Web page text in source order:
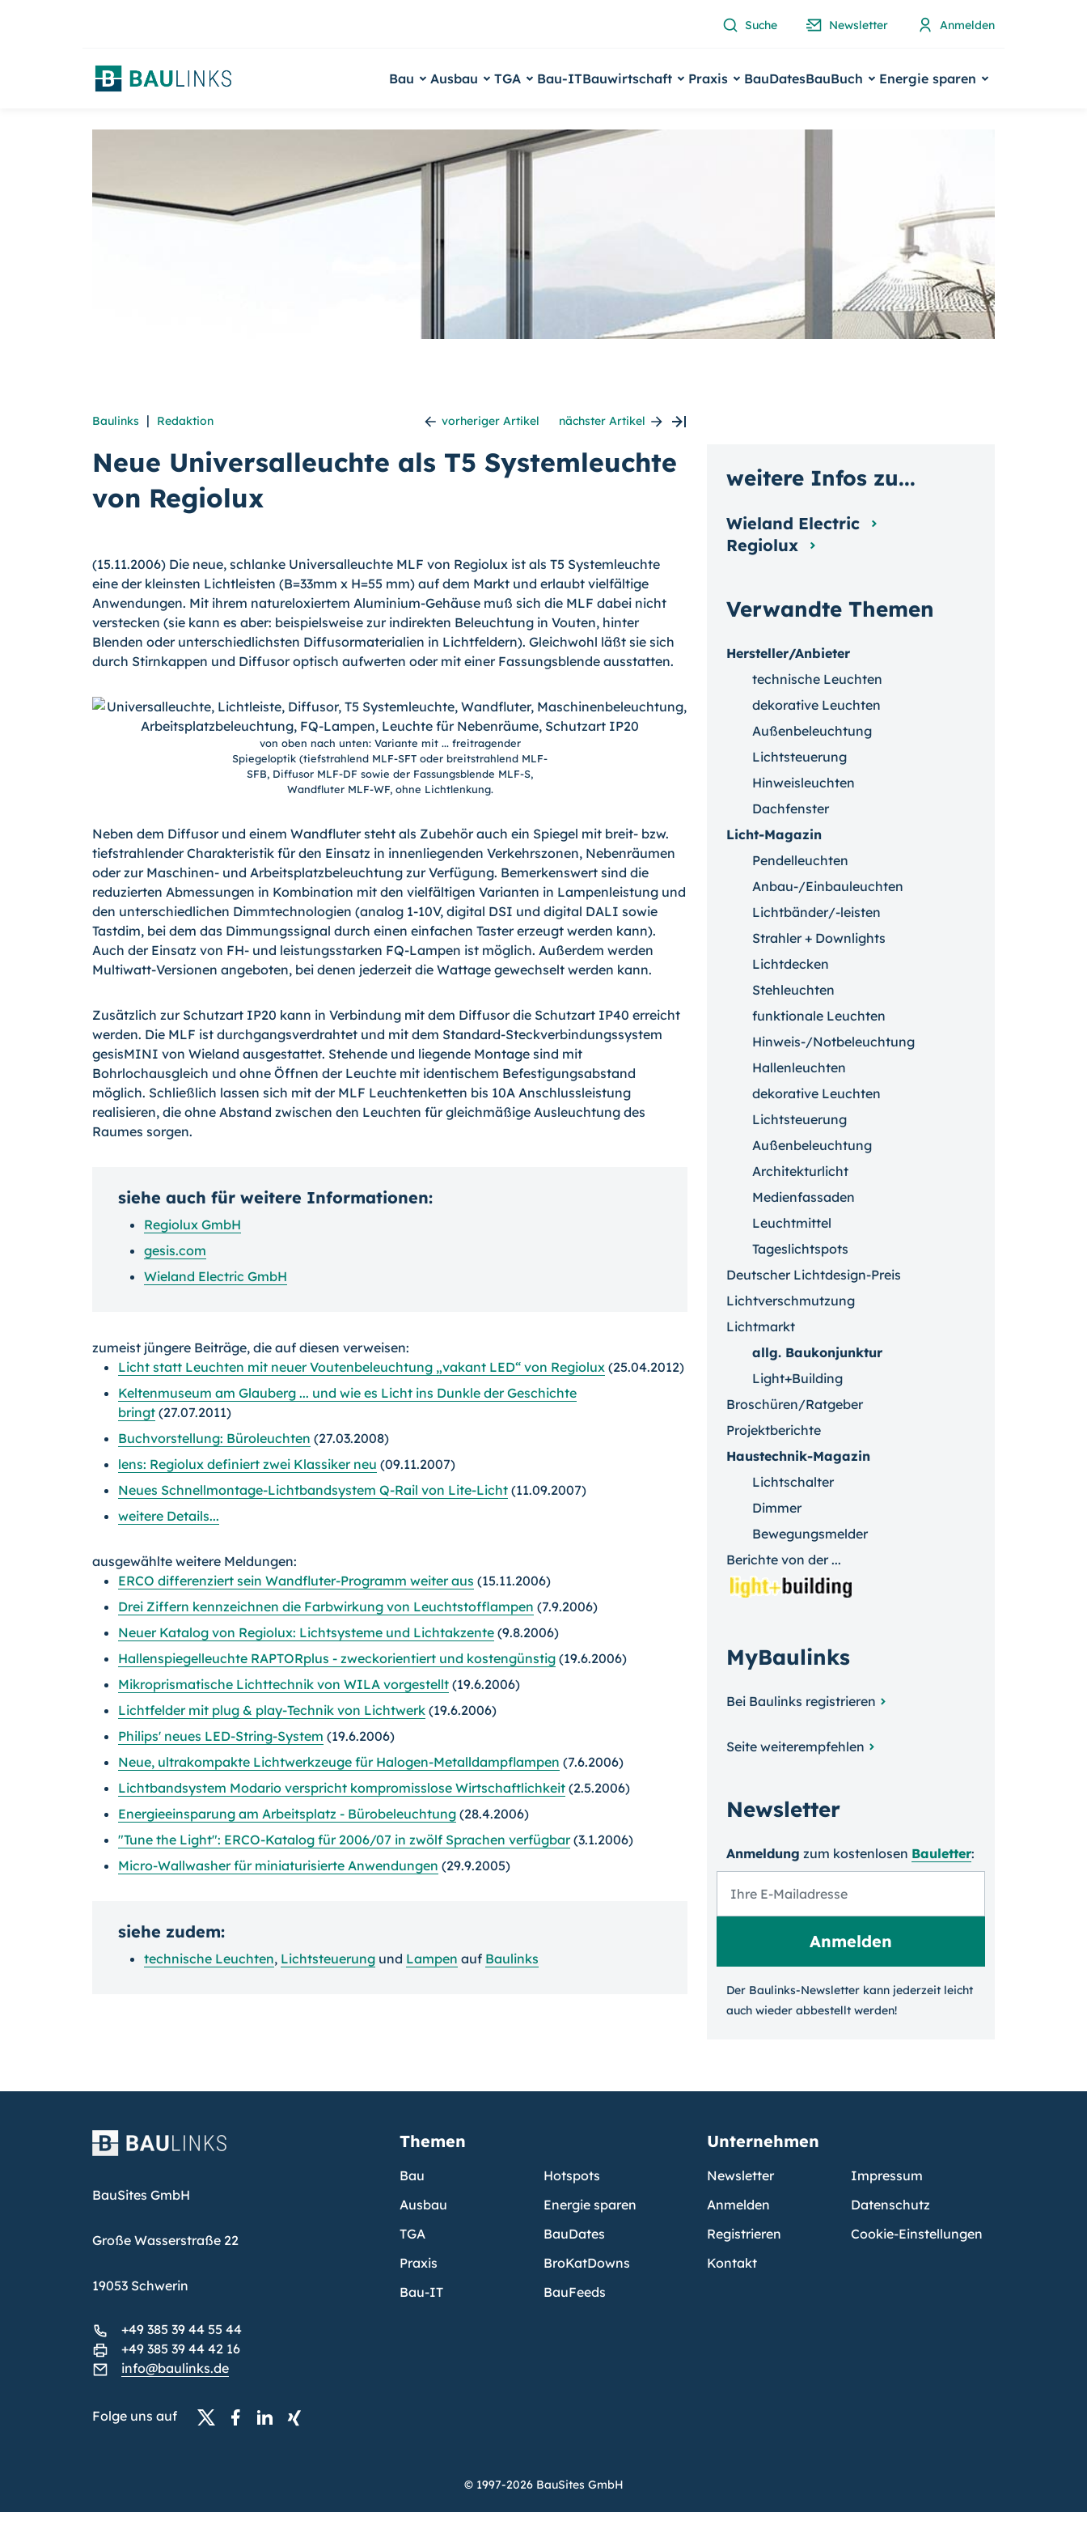
Suche Newsletter Anmelden
Bau Ausbau TGA Bau-ITBauwirtschaft Praxis BauDatesBauBuch Energie sparen
Baulinks | Redaktion vorheriger Artikel nächster Artikel
Neue Universalleuchte als T5 Systemleuchte
von Regiolux
(15.11.2006) Die neue, schlanke Universalleuchte MLF von Regiolux ist als T5 Systemleuchte
eine der kleinsten Lichtleisten (B=33mm x H=55 mm) auf dem Markt und erlaubt vielfältige
Anwendungen. Mit ihrem natureloxiertem Aluminium-Gehäuse muß sich die MLF dabei nicht
verstecken (sie kann es aber: beispielsweise zur indirekten Beleuchtung in Vouten, hinter
Blenden oder unterschiedlichsten Diffusormaterialien in Lichtfeldern). Gleichwohl läßt sie sich
durch Stirnkappen und Diffusor optisch aufwerten oder mit einer Fassungsblende ausstatten.
von oben nach unten: Variante mit ... freitragender
Spiegeloptik (tiefstrahlend MLF-SFT oder breitstrahlend MLF-
SFB, Diffusor MLF-DF sowie der Fassungsblende MLF-S,
Wandfluter MLF-WF, ohne Lichtlenkung.
Neben dem Diffusor und einem Wandfluter steht als Zubehör auch ein Spiegel mit breit- bzw.
tiefstrahlender Charakteristik für den Einsatz in innenliegenden Verkehrszonen, Nebenräumen
oder zur Maschinen- und Arbeitsplatzbeleuchtung zur Verfügung. Bemerkenswert sind die
reduzierten Abmessungen in Kombination mit den vielfältigen Varianten in Lampenleistung und
den unterschiedlichen Dimmtechnologien (analog 1-10V, digital DSI und digital DALI sowie
Tastdim, bei dem das Dimmungssignal durch einen einfachen Taster erzeugt werden kann).
Auch der Einsatz von FH- und leistungsstarken FQ-Lampen ist möglich. Außerdem werden
Multiwatt-Versionen angeboten, bei denen jederzeit die Wattage gewechselt werden kann.
Zusätzlich zur Schutzart IP20 kann in Verbindung mit dem Diffusor die Schutzart IP40 erreicht
werden. Die MLF ist durchgangsverdrahtet und mit dem Standard-Steckverbindungssystem
gesisMINI von Wieland ausgestattet. Stehende und liegende Montage sind mit
Bohrlochausgleich und ohne Öffnen der Leuchte mit identischem Befestigungsabstand
möglich. Schließlich lassen sich mit der MLF Leuchtenketten bis 10A Anschlussleistung
realisieren, die ohne Abstand zwischen den Leuchten für gleichmäßige Ausleuchtung des
Raumes sorgen.
siehe auch für weitere Informationen:
Regiolux GmbH
gesis.com
Wieland Electric GmbH
zumeist jüngere Beiträge, die auf diesen verweisen:
Licht statt Leuchten mit neuer Voutenbeleuchtung „vakant LED“ von Regiolux (25.04.2012)
Keltenmuseum am Glauberg ... und wie es Licht ins Dunkle der Geschichte
bringt (27.07.2011)
Buchvorstellung: Büroleuchten (27.03.2008)
lens: Regiolux definiert zwei Klassiker neu (09.11.2007)
Neues Schnellmontage-Lichtbandsystem Q-Rail von Lite-Licht (11.09.2007)
weitere Details...
ausgewählte weitere Meldungen:
ERCO differenziert sein Wandfluter-Programm weiter aus (15.11.2006)
Drei Ziffern kennzeichnen die Farbwirkung von Leuchtstofflampen (7.9.2006)
Neuer Katalog von Regiolux: Lichtsysteme und Lichtakzente (9.8.2006)
Hallenspiegelleuchte RAPTORplus - zweckorientiert und kostengünstig (19.6.2006)
Mikroprismatische Lichttechnik von WILA vorgestellt (19.6.2006)
Lichtfelder mit plug & play-Technik von Lichtwerk (19.6.2006)
Philips' neues LED-String-System (19.6.2006)
Neue, ultrakompakte Lichtwerkzeuge für Halogen-Metalldampflampen (7.6.2006)
Lichtbandsystem Modario verspricht kompromisslose Wirtschaftlichkeit (2.5.2006)
Energieeinsparung am Arbeitsplatz - Bürobeleuchtung (28.4.2006)
"Tune the Light": ERCO-Katalog für 2006/07 in zwölf Sprachen verfügbar(3.1.2006)
Micro-Wallwasher für miniaturisierte Anwendungen (29.9.2005)
siehe zudem:
technische Leuchten, Lichtsteuerung und Lampen auf Baulinks
Verwandte Themen
Hersteller/Anbieter
technische Leuchten
dekorative Leuchten
Außenbeleuchtung
Lichtsteuerung
Hinweisleuchten
Dachfenster
Licht-Magazin
Pendelleuchten
Anbau-/Einbauleuchten
Lichtbänder/-leisten
Strahler + Downlights
Lichtdecken
Stehleuchten
funktionale Leuchten
Hinweis-/Notbeleuchtung
Hallenleuchten
dekorative Leuchten
Lichtsteuerung
Außenbeleuchtung
Architekturlicht
Medienfassaden
Leuchtmittel
Tageslichtspots
Deutscher Lichtdesign-Preis
Lichtverschmutzung
Lichtmarkt
allg. Baukonjunktur
Light+Building
Broschüren/Ratgeber
Projektberichte
Haustechnik-Magazin
Lichtschalter
Dimmer
Bewegungsmelder
Berichte von der ...
MyBaulinks
Bei Baulinks registrieren
Seite weiterempfehlen
Newsletter
Anmeldung zum kosten­losen Bauletter:
Der Baulinks-Newsletter kann jeder­zeit leicht
auch wieder ab­bestellt werden!
weitere Infos zu...
Wieland Electric
Regiolux
BauSites GmbH
Große Wasserstraße 22
19053 Schwerin
+49 385 39 44 55 44
+49 385 39 44 42 16
info@baulinks.de
Folge uns auf
Themen
Bau
Ausbau
TGA
Praxis
Bau-IT
Hotspots
Energie sparen
BauDates
BroKatDowns
BauFeeds
Unternehmen
Newsletter
Anmelden
Registrieren
Kontakt
Impressum
Datenschutz
Cookie-Einstellungen
© 1997-2026 BauSites GmbH